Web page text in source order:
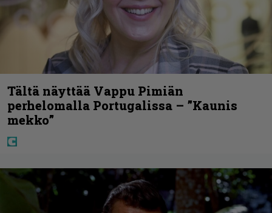
Tältä näyttää Vappu Pimiän
perhelomalla Portugalissa – ”Kaunis
mekko”